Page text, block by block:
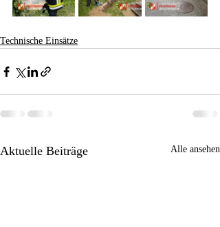
Technische Einsätze
Aktuelle Beiträge Alle ansehen